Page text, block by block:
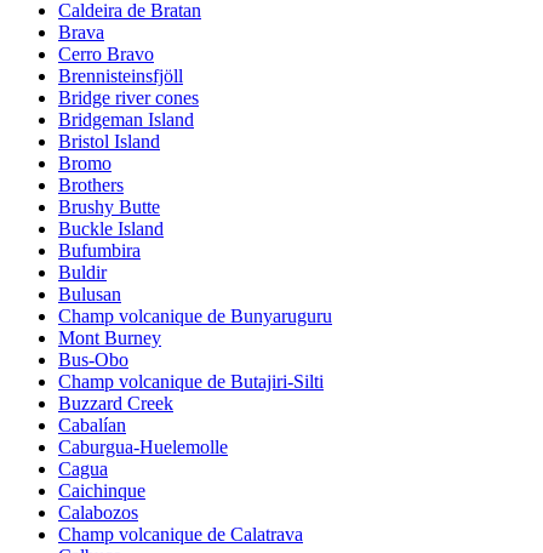
Caldeira de Bratan
Brava
Cerro Bravo
Brennisteinsfjöll
Bridge river cones
Bridgeman Island
Bristol Island
Bromo
Brothers
Brushy Butte
Buckle Island
Bufumbira
Buldir
Bulusan
Champ volcanique de Bunyaruguru
Mont Burney
Bus-Obo
Champ volcanique de Butajiri-Silti
Buzzard Creek
Cabalían
Caburgua-Huelemolle
Cagua
Caichinque
Calabozos
Champ volcanique de Calatrava